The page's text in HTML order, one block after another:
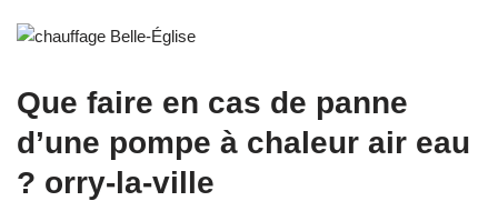
Que faire en cas de panne
d’une pompe à chaleur air eau
? orry-la-ville